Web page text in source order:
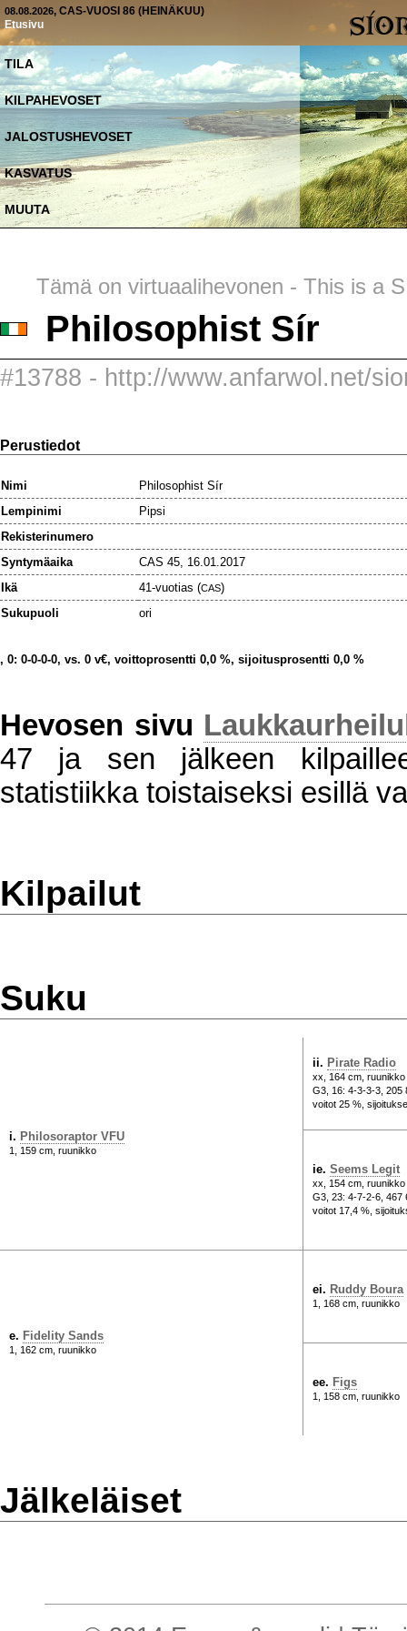
08.08.2026, CAS-VUOSI 86 (HEINÄKUU)
Etusivu
TILA
KILPAHEVOSET
JALOSTUSHEVOSET
KASVATUS
MUUTA
Tämä on virtuaalihevonen - This is a
Philosophist Sír
#13788 - http://www.anfarwol.net/
Perustiedot
Nimi
Philosophist Sír
Lempinimi
Pipsi
Rekisterinumero
Syntymäaika
CAS 45, 16.01.2017
Ikä
41-vuotias (CAS)
Sukupuoli
ori
, 0: 0-0-0-0, vs. 0 v€, voittoprosentti 0,0 %, sijoitusprosentti 0,0 %
Hevosen sivu
47 ja sen jälkeen
statistiikka toistaiseksi esillä
Kilpailut
Suku
i. Philosoraptor VFU
1, 159 cm, ruunikko
ii. Pirate Radio
xx, 164 cm, ruunikko
G3, 16: 4-3-3-3, 205
voitot 25 %,
ie. Seems Legit
xx, 154 cm, ruunikko
G3, 23: 4-7-2-6, 467
voitot 17,4 %,
e. Fidelity Sands
1, 162 cm, ruunikko
ei. Ruddy Boura
1, 168 cm, ruunikko
ee. Figs
1, 158 cm, ruunikko
Jälkeläiset